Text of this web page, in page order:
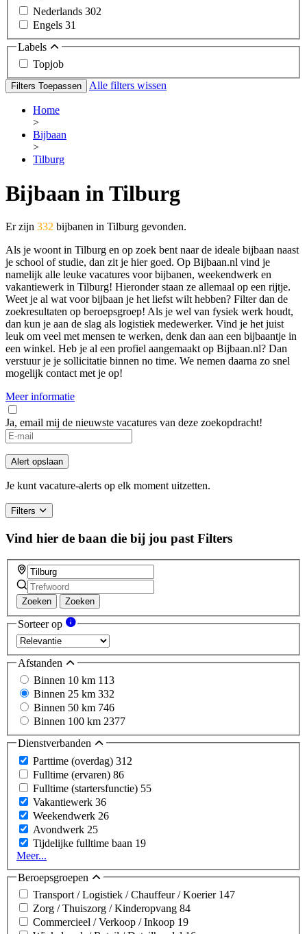
Nederlands 302
Engels 31
Labels
Topjob
Filters Toepassen Alle filters wissen
Home
>
Bijbaan
>
Tilburg
Bijbaan in Tilburg
Er zijn 332 bijbanen in Tilburg gevonden.
Als je woont in Tilburg en op zoek bent naar de ideale bijbaan naast
je school of studie, dan zit je hier goed. Op Bijbaan.nl vind je
namelijk alle leuke vacatures voor bijbanen, weekendwerk en
vakantiewerk in Tilburg! Hieronder staan ze allemaal op een rijtje.
Weet je al wat voor bijbaan je het liefst wilt hebben? Filter dan de
zoekresultaten op beroepsgroep! Als je wel van fysiek werk houdt,
dan kun je aan de slag als logistiek medewerker. Vind je het juist
leuk om veel met mensen te werken, denk dan aan een bijbaantje in
een winkel. Heb je al een profiel aangemaakt op Bijbaan.nl? Dan
verstuur je je sollicitatie binnen no time. We nemen daarna zo snel
mogelijk contact met je op!
Meer informatie
Ja, email mij de nieuwste vacatures van deze zoekopdracht!
Alert opslaan
Je kunt vacature-alerts op elk moment uitzetten.
Filters
Vind hier de baan die bij jou past Filters
Zoeken Zoeken
Sorteer op
Afstanden
Binnen 10 km 113
Binnen 25 km 332
Binnen 50 km 746
Binnen 100 km 2377
Dienstverbanden
Parttime (overdag) 312
Fulltime (ervaren) 86
Fulltime (startersfunctie) 55
Vakantiewerk 36
Weekendwerk 26
Avondwerk 25
Tijdelijke fulltime baan 19
Meer...
Beroepsgroepen
Transport / Logistiek / Chauffeur / Koerier 147
Zorg / Thuiszorg / Kinderopvang 84
Commercieel / Verkoop / Inkoop 19